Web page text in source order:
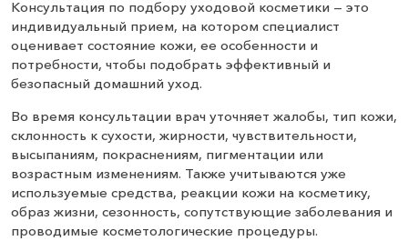
Консультация по подбору уходовой косметики — это
индивидуальный прием, на котором специалист
оценивает состояние кожи, ее особенности и
потребности, чтобы подобрать эффективный и
безопасный домашний уход.
Во время консультации врач уточняет жалобы, тип кожи,
склонность к сухости, жирности, чувствительности,
высыпаниям, покраснениям, пигментации или
возрастным изменениям. Также учитываются уже
используемые средства, реакции кожи на косметику,
образ жизни, сезонность, сопутствующие заболевания и
проводимые косметологические процедуры.